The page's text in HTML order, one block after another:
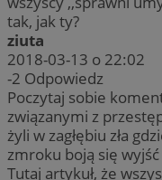
tak, jak ty?
ziuta
2018-03-13 o 22:02
-2 Odpowiedz
Poczytaj sobie
związanymi z
żyli w zagłębiu zła
zmroku boją się wyjść
Tutaj artykuł, że